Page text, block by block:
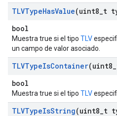
TLVTypeHasValue(uint8 t
bool
Muestra true si el tipo TLV
un campo de valor asociado.
TLVTypeIsContainer(uint8
bool
Muestra true si el tipo TLV
TLVTypeIsString(uint8 t